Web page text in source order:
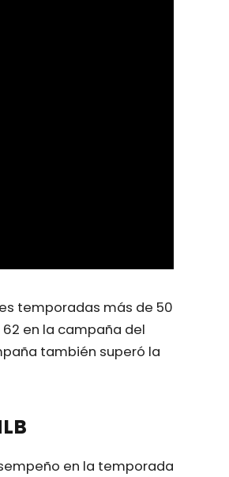
temporadas más de 50
en la campaña del
también superó la
en la temporada